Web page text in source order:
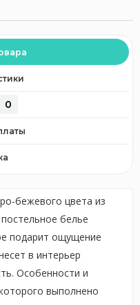
0
бежевого цвета из
белье
подарит ощущение
в интерьер
Особенности и
выполнено